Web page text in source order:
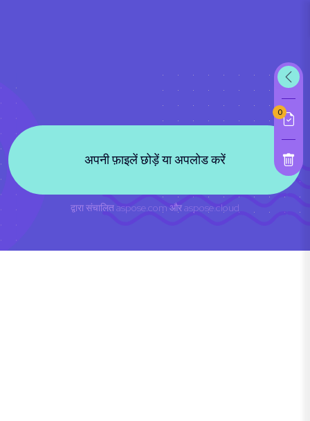
0
अपनी फ़ाइलें छोड़ें या अपलोड करें
द्वारा संचालितaspose.com औरaspose.cloud